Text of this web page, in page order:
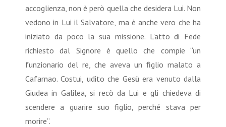
accoglienza, non è però quella che desidera Lui. Non
vedono in Lui il Salvatore, ma è anche vero che ha
iniziato da poco la sua missione. L’atto di Fede
richiesto dal Signore è quello che compie “un
funzionario del re, che aveva un figlio malato a
Cafarnao. Costui, udito che Gesù era venuto dalla
Giudea in Galilea, si recò da Lui e gli chiedeva di
scendere a guarire suo figlio, perché stava per
morire”.